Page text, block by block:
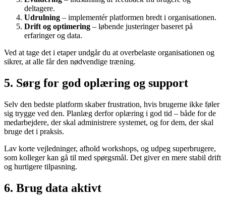
deltagere.
Udrulning – implementér platformen bredt i organisationen.
Drift og optimering – løbende justeringer baseret på
erfaringer og data.
Ved at tage det i etaper undgår du at overbelaste organisationen og
sikrer, at alle får den nødvendige træning.
5. Sørg for god oplæring og support
Selv den bedste platform skaber frustration, hvis brugerne ikke føler
sig trygge ved den. Planlæg derfor oplæring i god tid – både for de
medarbejdere, der skal administrere systemet, og for dem, der skal
bruge det i praksis.
Lav korte vejledninger, afhold workshops, og udpeg superbrugere,
som kolleger kan gå til med spørgsmål. Det giver en mere stabil drift
og hurtigere tilpasning.
6. Brug data aktivt